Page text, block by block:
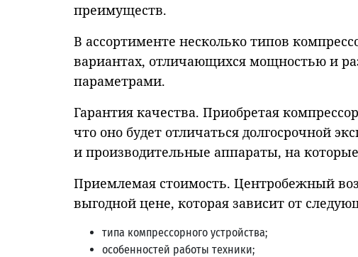
преимуществ.
В ассортименте несколько типов
вариантах, отличающихся мощностью и
параметрами.
Гарантия качества. Приобретая
что оно будет отличаться долгосрочной
и производительные аппараты, на которые
Приемлемая стоимость. Центробежный
выгодной цене, которая зависит от
типа компрессорного устройства;
особенностей работы техники;